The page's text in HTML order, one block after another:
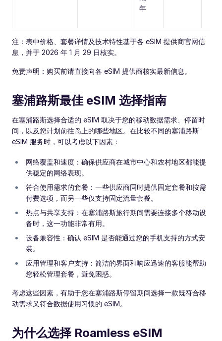
年
注：表中价格、套餐详情及技术特性基于各 eSIM 提供商官网信
息，并于 2026 年 1 月 29 日核实。
免责声明：购买前请直接向各 eSIM 提供商核实最新信息。
塞浦路斯最佳 eSIM 选择指南
在塞浦路斯选择合适的 eSIM 取决于您的移动数据需求、停留时
间，以及您计划前往岛上的哪些地区。在比较不同的塞浦路斯
eSIM 服务时，可以考虑以下因素：
网络覆盖和速度：确保供应商在城市中心和农村地区都能提
供稳定的网络表现。
符合使用需求的套餐：一些供应商同时提供固定套餐和按需
付费选项，而另一些仅支持固定流量套餐。
热点与共享支持：在塞浦路斯旅行期间需要连接多个移动设
备时，这一功能非常有用。
设备兼容性：确认 eSIM 是否能通过您的手机支持的方式安
装。
应用管理和客户支持：简洁的界面和响应迅速的客服能帮助
您轻松管理套餐，避免困惑。
考虑这些因素，有助于您在塞浦路斯停留期间选择一款既符合移
动需求又符合数据使用习惯的 eSIM。
为什么选择 Roamless eSIM